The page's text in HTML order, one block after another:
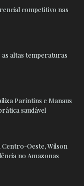
competitivo nas
altas temperaturas
Parintins e Manaus
saudável
Oeste, Wilson
no Amazonas